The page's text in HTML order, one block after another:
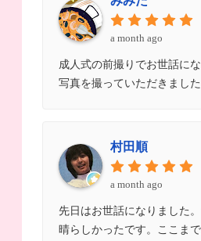
a month ago
成人式の前撮りでお世話に
写真を撮っていただきました
村田順
a month ago
先日はお世話になりました
晴らしかったです。ここま